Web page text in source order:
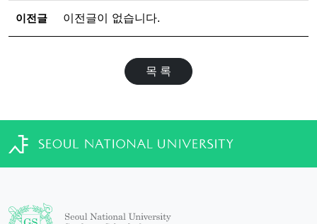
이전글 이전글이 없습니다.
목 록